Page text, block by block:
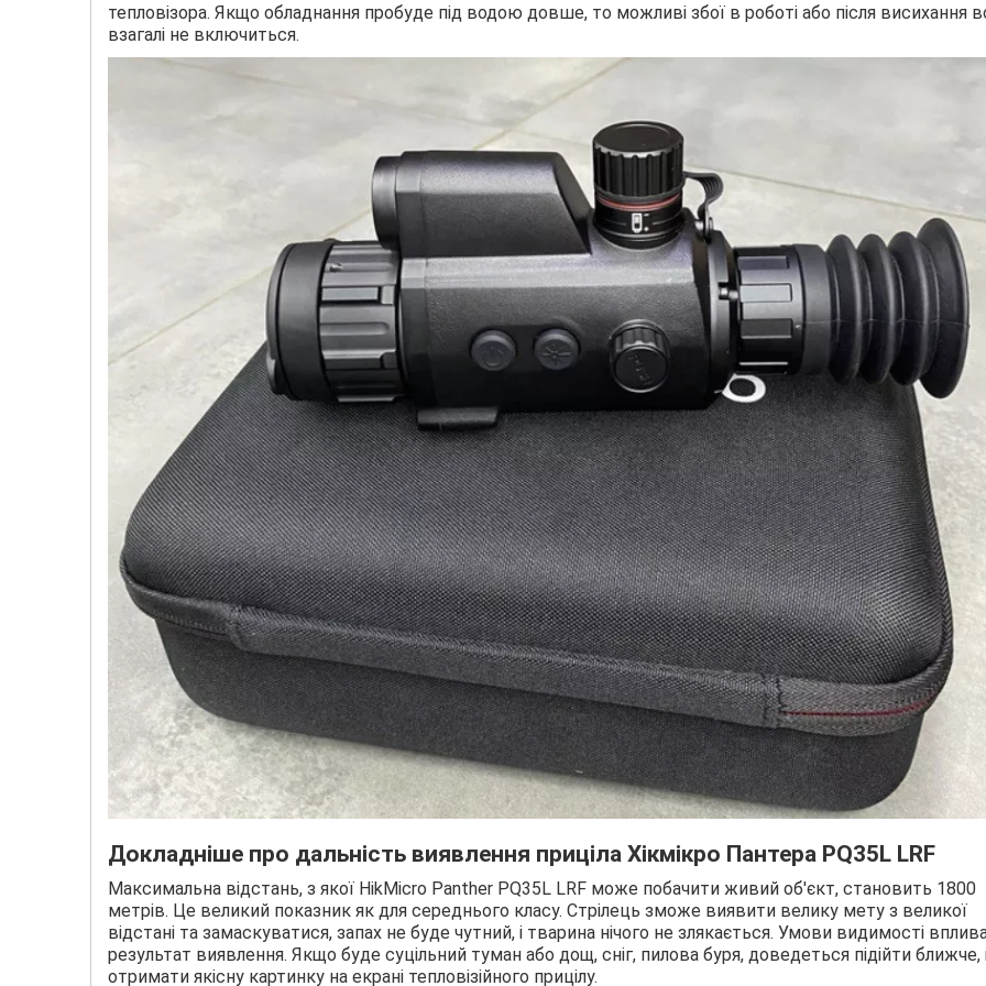
тепловізора. Якщо обладнання пробуде під водою довше, то можливі збої в роботі або після висихання
взагалі не включиться.
Докладніше про дальність виявлення приціла Хікмікро Пантера PQ35L LRF
Максимальна відстань, з якої HikMicro Panther PQ35L LRF може побачити живий об'єкт, становить 1800
метрів. Це великий показник як для середнього класу. Стрілець зможе виявити велику мету з великої
відстані та замаскуватися, запах не буде чутний, і тварина нічого не злякається. Умови видимості
результат виявлення. Якщо буде суцільний туман або дощ, сніг, пилова буря, доведеться підійти
отримати якісну картинку на екрані тепловізійного прицілу.